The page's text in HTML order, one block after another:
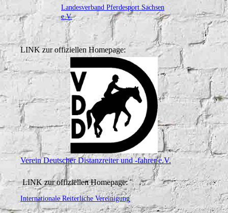
Landesverband Pferdesport Sachsen
e.V.
LINK zur offiziellen Homepage:
Verein Deutscher Distanzreiter und -fahrer e.V.
LINK zur offiziellen Homepage:
Internationale Reiterliche Vereinigung